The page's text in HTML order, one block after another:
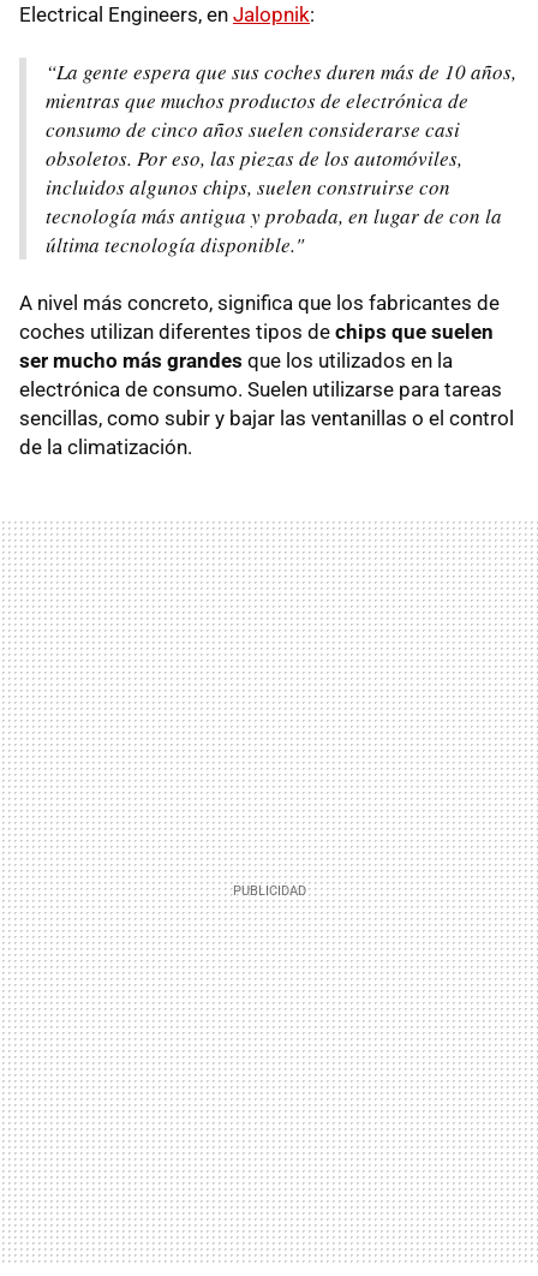
Electrical Engineers, en Jalopnik:
“La gente espera que sus coches duren más de 10 años,
mientras que muchos productos de electrónica de
consumo de cinco años suelen considerarse casi
obsoletos. Por eso, las piezas de los automóviles,
incluidos algunos chips, suelen construirse con
tecnología más antigua y probada, en lugar de con la
última tecnología disponible."
A nivel más concreto, significa que los fabricantes de
coches utilizan diferentes tipos de chips que suelen
ser mucho más grandes que los utilizados en la
electrónica de consumo. Suelen utilizarse para tareas
sencillas, como subir y bajar las ventanillas o el control
de la climatización.